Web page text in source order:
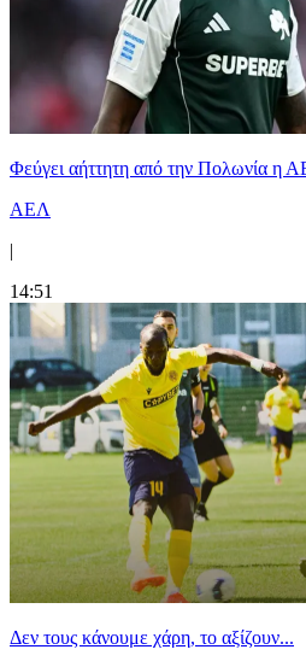
Φεύγει αήττητη από την Πολωνία η
ΑΕΛ
|
14:51
Δεν τους κάνουμε χάρη, το αξίζουν...